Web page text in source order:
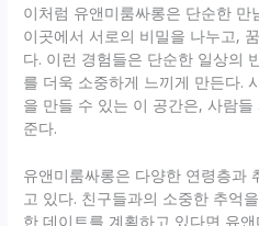
이처럼 유앤미룸싸롱은 단순한 만
이곳에서 서로의 비밀을 나누고,
다. 이런 경험들은 단순한 일상의
를 더욱 소중하게 느끼게 만든다.
을 만들 수 있는 이 공간은, 사람
준다.
유앤미룸싸롱은 다양한 연령층과
고 있다. 친구들과의 소중한 추억
한 데이트를 계획하고 있다면 유